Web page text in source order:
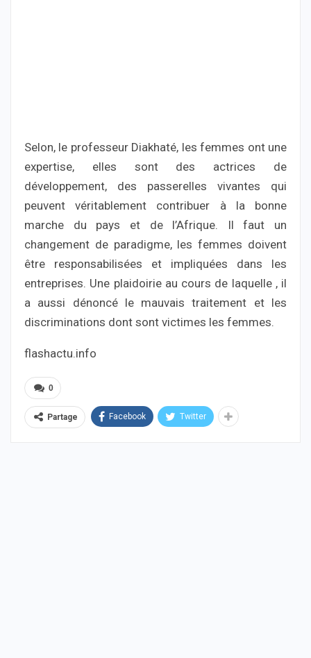
Selon, le professeur Diakhaté, les femmes ont une
expertise, elles sont des actrices de
développement, des passerelles vivantes qui
peuvent véritablement contribuer à la bonne
marche du pays et de l’Afrique. Il faut un
changement de paradigme, les femmes doivent
être responsabilisées et impliquées dans les
entreprises. Une plaidoirie au cours de laquelle , il
a aussi dénoncé le mauvais traitement et les
discriminations dont sont victimes les femmes.
flashactu.info
0
Partage Facebook Twitter